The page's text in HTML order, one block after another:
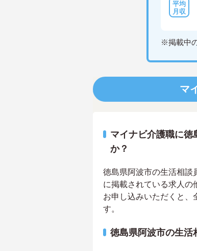
※掲載中
マ
マイナビ介護職に徳
か？
徳島県阿波市の生活相談
に掲載されている求人の
お申し込みいただくと、
す。
徳島県阿波市の生活